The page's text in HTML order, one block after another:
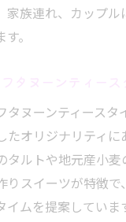
家族連れ、カップ
。
タヌーンティースタ
オリジナリティに
タルトや地元産小麦
りスイーツが特徴
ムを提案していま